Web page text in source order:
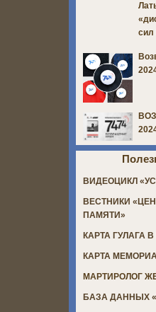
сил
ВИДЕОЦИКЛ
ВЕСТНИКИ
ПАМЯТИ»
КАРТА ГУЛАГА
КАРТА
МАРТИРОЛОГ
БАЗА ДАННЫХ